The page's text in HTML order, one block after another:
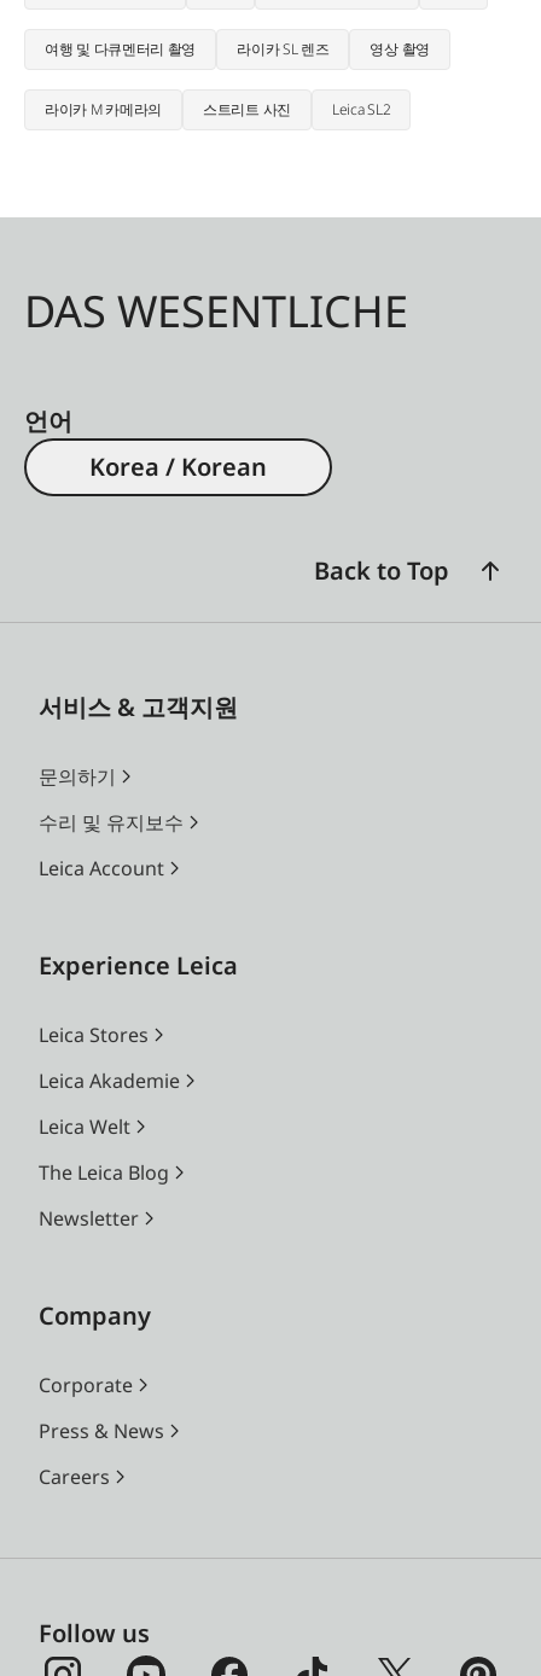
여행 및 다큐멘터리 촬영 라이카 SL 렌즈 영상 촬영
라이카 M 카메라의 스트리트 사진 Leica SL2
DAS WESENTLICHE
언어
Korea / Korean
Back to Top
서비스 & 고객지원
문의하기
수리 및 유지보수
Leica Account
Experience Leica
Leica Stores
Leica Akademie
Leica Welt
The Leica Blog
Newsletter
Company
Corporate
Press & News
Careers
Follow us